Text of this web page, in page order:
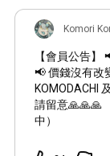
Komori
【會員公告】
📢 價錢沒有改
KOMODACHI
請留意🙏🙏🙏
中）